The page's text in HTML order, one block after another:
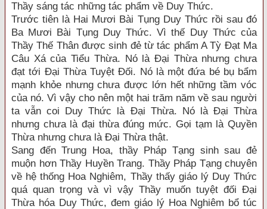
Thầy sáng tác những tác phẩm về Duy Thức.
Trước tiên là Hai Mươi Bài Tụng Duy Thức rồi sau đó
Ba Mươi Bài Tụng Duy Thức. Vì thế Duy Thức của
Thầy Thế Thân được sinh đẻ từ tác phẩm A Tỳ Đạt Ma
Câu Xá của Tiểu Thừa. Nó là Đại Thừa nhưng chưa
đạt tới Đại Thừa Tuyệt Đối. Nó là một đứa bé bụ bẩm
mạnh khỏe nhưng chưa được lớn hết những tầm vóc
của nó. Vì vậy cho nên một hai trăm năm về sau người
ta vẫn coi Duy Thức là Đại Thừa. Nó là Đại Thừa
nhưng chưa là đại thừa đúng mức. Gọi tạm là Quyền
Thừa nhưng chưa là Đại Thừa thật.
Sang đến Trung Hoa, thầy Pháp Tạng sinh sau đẻ
muộn hơn Thầy Huyền Trang. Thầy Pháp Tạng chuyên
về hệ thống Hoa Nghiêm, Thầy thấy giáo lý Duy Thức
quá quan trọng và vì vậy Thầy muốn tuyệt đối Đại
Thừa hóa Duy Thức, đem giáo lý Hoa Nghiêm bổ túc